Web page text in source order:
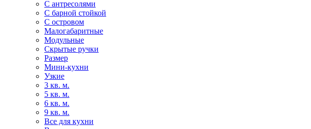
С антресолями
С барной стойкой
С островом
Малогабаритные
Модульные
Скрытые ручки
Размер
Мини-кухни
Узкие
3 кв. м.
5 кв. м.
6 кв. м.
9 кв. м.
Все для кухни